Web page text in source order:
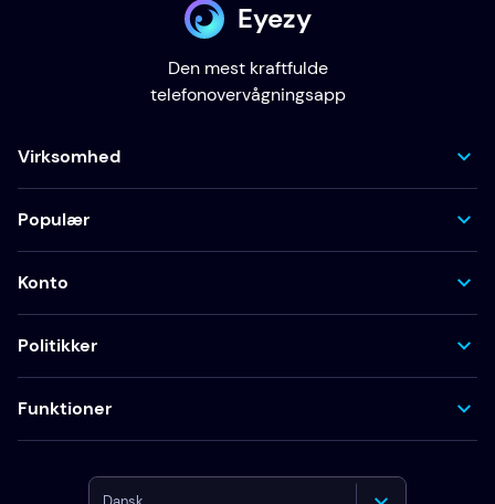
Eyezy
Den mest kraftfulde
telefonovervågningsapp
Virksomhed
Populær
Konto
Politikker
Funktioner